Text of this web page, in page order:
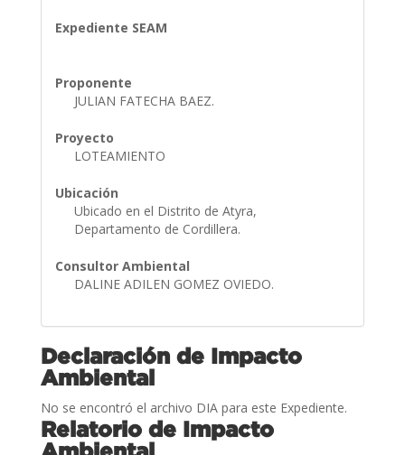
Expediente SEAM
Proponente
JULIAN FATECHA BAEZ.
Proyecto
LOTEAMIENTO
Ubicación
Ubicado en el Distrito de Atyra,
Departamento de Cordillera.
Consultor Ambiental
DALINE ADILEN GOMEZ OVIEDO.
Declaración de Impacto
Ambiental
No se encontró el archivo DIA para este Expediente.
Relatorio de Impacto